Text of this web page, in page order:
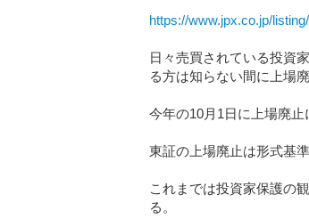
https://www.jpx.co.jp/
日々売買されている投資
る方は知らない間に上場
今年の10月1日に上場廃
東証の上場廃止は形式基
これまでは投資家保護の
る。